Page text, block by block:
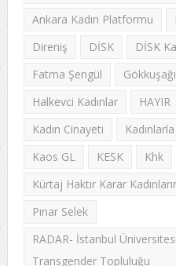
Ankara Kadın Platformu
Direniş
DİSK DİSK
Fatma Şengül
Halkevci Kadınlar
HAYIR
Kadın Cinayeti
Kaos GL
KESK
Khk
Kürtaj Haktır Karar
Pınar Selek
RADAR- İstanbul
Transgender Topluluğu